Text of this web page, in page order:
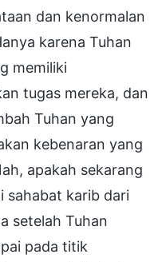
dan kenormalan
karena Tuhan
memiliki
tugas mereka, dan
Tuhan yang
kebenaran yang
apakah sekarang
sahabat karib dari
setelah Tuhan
pada titik